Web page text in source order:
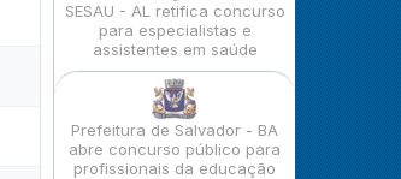
SESAU - AL retifica concurso
para especialistas e
assistentes em saúde
Prefeitura de Salvador - BA
abre concurso público para
profissionais da educação